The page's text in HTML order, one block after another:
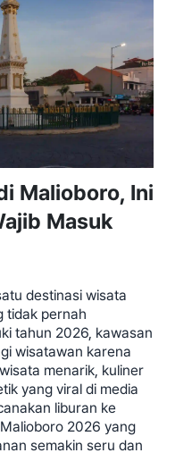
Malioboro, Ini
Masuk
destinasi wisata
tidak pernah
tahun 2026, kawasan
wisatawan karena
menarik, kuliner
yang viral di media
liburan ke
2026 yang
semakin seru dan